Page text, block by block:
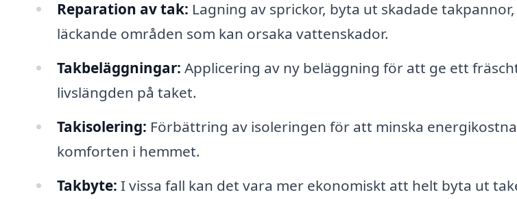
Reparation av tak: Lagning av sprickor, byta ut skadade
läckande områden som kan orsaka vattenskador.
Takbeläggningar: Applicering av ny beläggning för att ge ett
livslängden på taket.
Takisolering: Förbättring av isoleringen för att minska
komforten i hemmet.
Takbyte: I vissa fall kan det vara mer ekonomiskt att helt byta ut